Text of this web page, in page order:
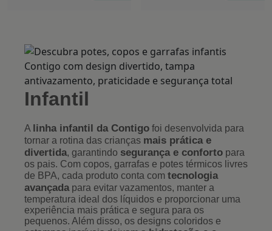
Infantil
A linha infantil da Contigo foi desenvolvida para
tornar a rotina das crianças mais prática e
divertida, garantindo segurança e conforto para
os pais. Com copos, garrafas e potes térmicos livres
de BPA, cada produto conta com tecnologia
avançada para evitar vazamentos, manter a
temperatura ideal dos líquidos e proporcionar uma
experiência mais prática e segura para os
pequenos. Além disso, os designs coloridos e